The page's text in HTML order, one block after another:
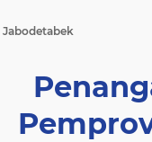
Jabodetabek